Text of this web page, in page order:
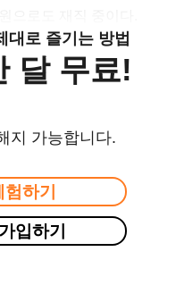
대로 즐기는 방법
달 무료!
지 가능합니다.
하기
입하기